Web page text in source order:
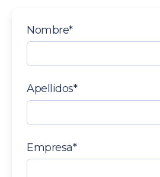
Nombre*
Apellidos*
Empresa*